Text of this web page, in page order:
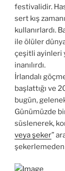
festivalidir.
sert kış
kullanırlardı.
ile ölüler
çeşitli ayinleri
inanılırdı.
İrlandalı
başlattığı ve
bugün,
Günümüzde
süslenerek,
veya şeker”
şekerlemeden